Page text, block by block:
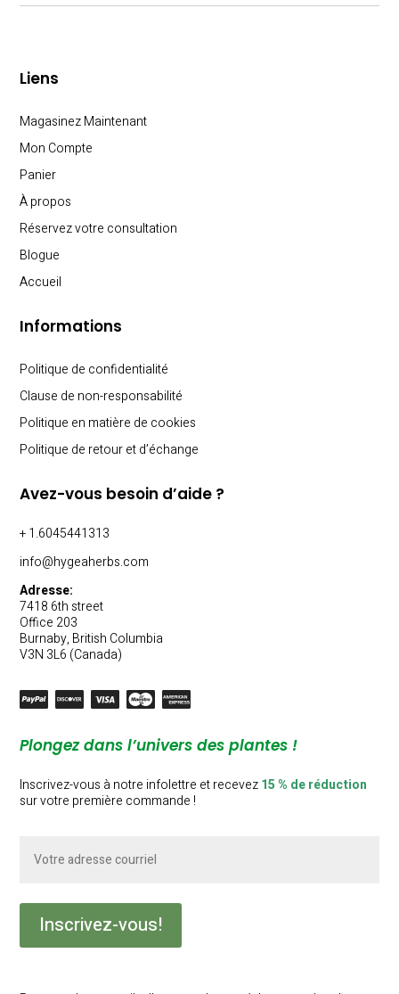
Liens
Magasinez Maintenant
Mon Compte
Panier
À propos
Réservez votre consultation
Blogue
Accueil
Informations
Politique de confidentialité
Clause de non-responsabilité
Politique en matière de cookies
Politique de retour et d’échange
Avez-vous besoin d’aide ?
+ 1.6045441313
info@hygeaherbs.com
Adresse:
7418 6th street
Office 203
Burnaby, British Columbia
V3N 3L6 (Canada)
Plongez dans l’univers des plantes !
Inscrivez-vous à notre infolettre et recevez15 % de réduction
sur votre première commande !
Courriel